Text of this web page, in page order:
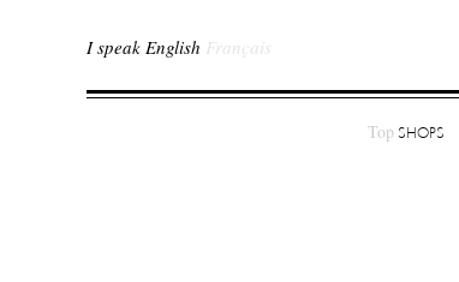
I speak English Français
Top SHOPS